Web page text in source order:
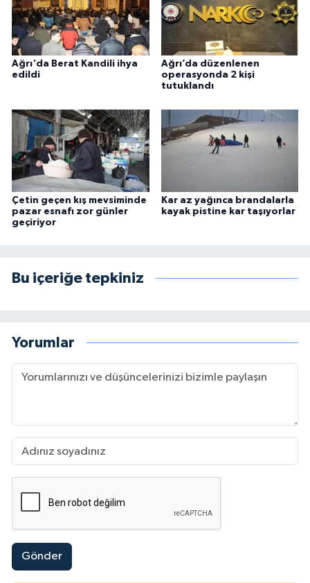
Ağrı'da Berat Kandili ihya
edildi
Ağrı’da düzenlenen
operasyonda 2 kişi
tutuklandı
Çetin geçen kış mevsiminde
pazar esnafı zor günler
geçiriyor
Kar az yağınca brandalarla
kayak pistine kar taşıyorlar
Bu içeriğe tepkiniz
Yorumlar
Gönder